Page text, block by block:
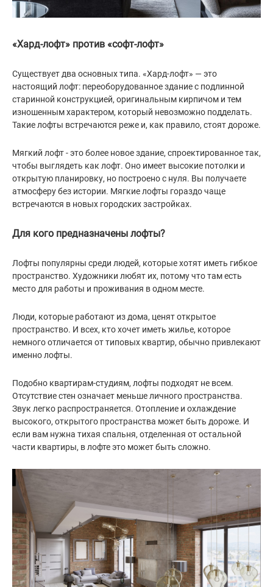
«Хард-лофт» против «софт-лофт»
Существует два основных типа. «Хард-лофт» — это
настоящий лофт: переоборудованное здание с подлинной
старинной конструкцией, оригинальным кирпичом и тем
изношенным характером, который невозможно подделать.
Такие лофты встречаются реже и, как правило, стоят дороже.
Мягкий лофт - это более новое здание, спроектированное так,
чтобы выглядеть как лофт. Оно имеет высокие потолки и
открытую планировку, но построено с нуля. Вы получаете
атмосферу без истории. Мягкие лофты гораздо чаще
встречаются в новых городских застройках.
Для кого предназначены лофты?
Лофты популярны среди людей, которые хотят иметь гибкое
пространство. Художники любят их, потому что там есть
место для работы и проживания в одном месте.
Люди, которые работают из дома, ценят открытое
пространство. И всех, кто хочет иметь жилье, которое
немного отличается от типовых квартир, обычно привлекают
именно лофты.
Подобно квартирам-студиям, лофты подходят не всем.
Отсутствие стен означает меньше личного пространства.
Звук легко распространяется. Отопление и охлаждение
высокого, открытого пространства может быть дороже. И
если вам нужна тихая спальня, отделенная от остальной
части квартиры, в лофте это может быть сложно.